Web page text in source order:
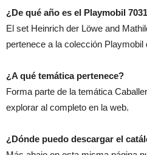
¿De qué año es el Playmobil
El set Heinrich der Löwe and
pertenece a la colección Playmobil
¿A qué temática pertenece?
Forma parte de la temática
explorar al completo en la web.
¿Dónde puedo descargar el